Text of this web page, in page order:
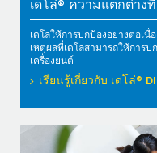
เดโล่® ความแตกต่าง
เดโล่ให้การปกป้องอย่างต่อเ
เหตุผลที่เดโล่สามารถให้การ
เครื่องยนต์
เรียนรู้เกี่ยวกับ เดโล่®